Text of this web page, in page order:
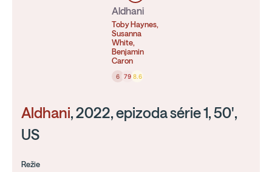
Aldhani
Toby Haynes,
Susanna
White,
Benjamin
Caron
6 79 8.6
Aldhani, 2022, epizoda série 1, 50',
US
Režie